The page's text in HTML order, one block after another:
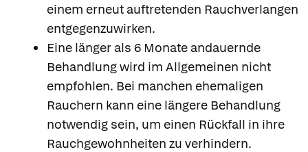
einem erneut auftretenden Rauchverlangen
entgegenzuwirken.
Eine länger als 6 Monate andauernde
Behandlung wird im Allgemeinen nicht
empfohlen. Bei manchen ehemaligen
Rauchern kann eine längere Behandlung
notwendig sein, um einen Rückfall in ihre
Rauchgewohnheiten zu verhindern.